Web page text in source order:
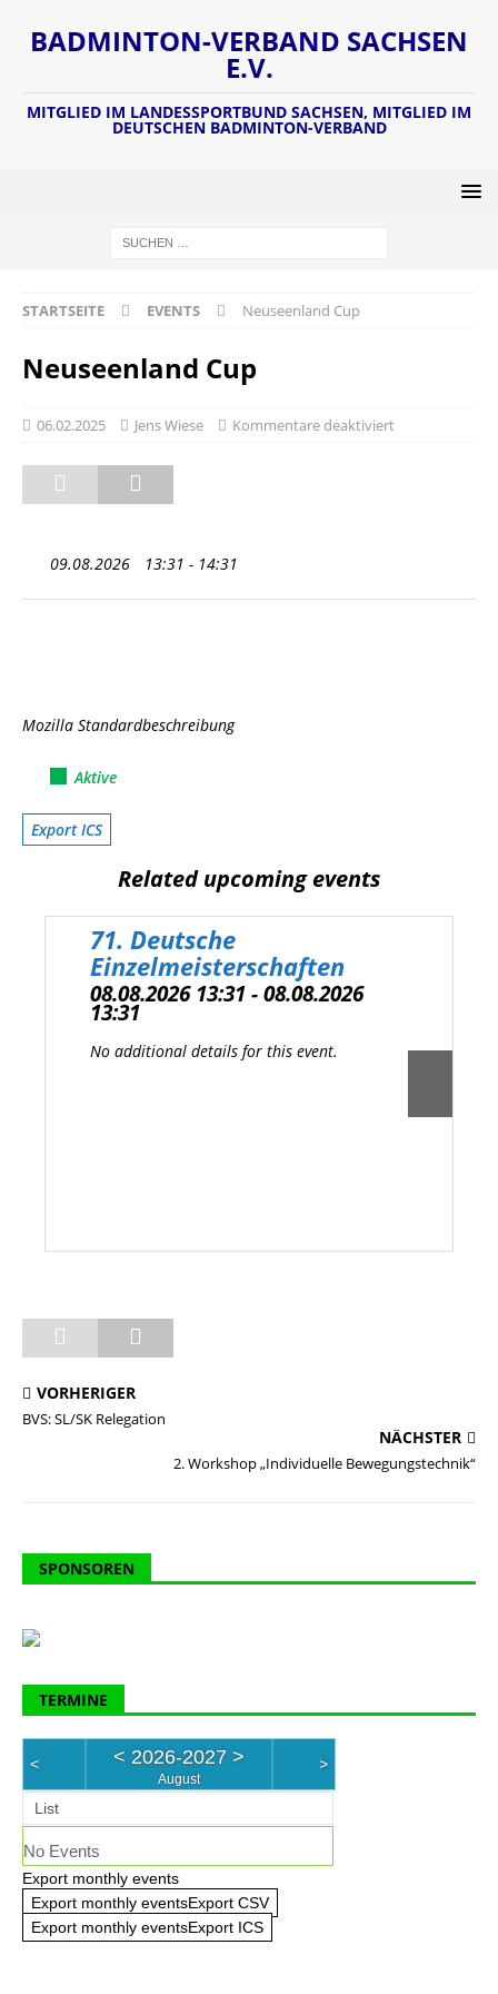
BADMINTON-VERBAND SACHSEN
E.V.
MITGLIED IM LANDESSPORTBUND SACHSEN, MITGLIED IM
DEUTSCHEN BADMINTON-VERBAND
STARTSEITE EVENTS Neuseenland Cup
Neuseenland Cup
06.02.2025 Jens Wiese Kommentare deaktiviert
09.08.2026 13:31 - 14:31
Mozilla Standardbeschreibung
Aktive
Export ICS
Related upcoming events
71. Deutsche
Einzelmeisterschaften
08.08.2026 13:31 - 08.08.2026
13:31
No additional details for this event.
VORHERIGER
BVS: SL/SK Relegation
NÄCHSTER
2. Workshop „Individuelle Bewegungstechnik“
SPONSOREN
TERMINE
< < 2026-2027 >
August
>
List
No Events
Export monthly events
Export monthly eventsExport CSV
Export monthly eventsExport ICS